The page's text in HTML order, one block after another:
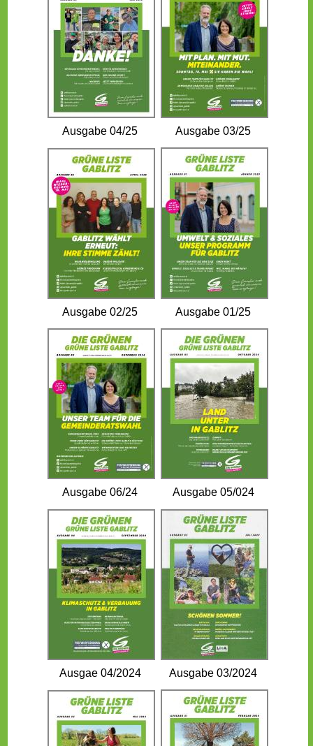
Ausgabe 04/25 Ausgabe 03/25
Ausgabe 02/25 Ausgabe 01/25
Ausgabe 06/24 Ausgabe 05/024
Ausgae 04/2024 Ausgabe 03/2024